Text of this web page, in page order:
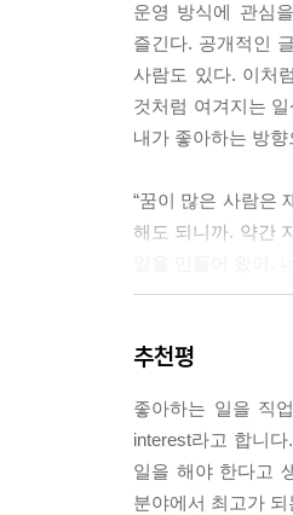
운영 방식에 관심
즐긴다. 공개적인
사람도 있다. 이처
것처럼 여겨지는
내가 좋아하는 방향
“꿈이 많은 사람은
해도 되니까. 약간
보내자. 그러면 내
내일뿐 아니라 오
유연하고 건강한
추천평
좋아하는 일을 직
interest라고 합니
일을 해야 한다고
분야에서 최고가